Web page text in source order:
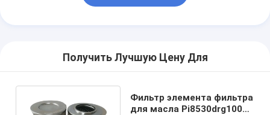
Получить Лучшую Цену Для
Фильтр элемента фильтра
для масла Pi8530drg100